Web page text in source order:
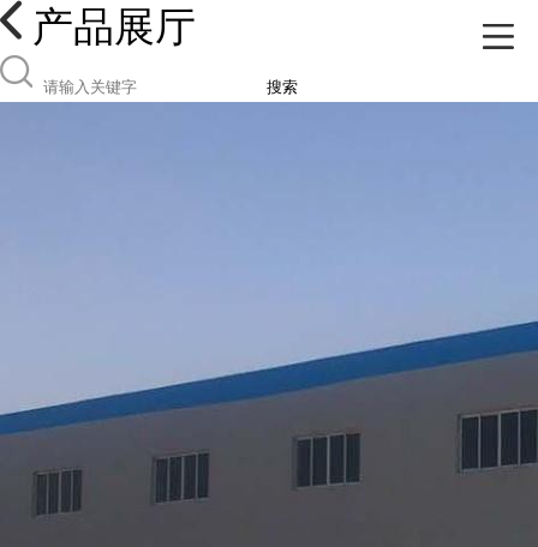
产品展厅
搜索